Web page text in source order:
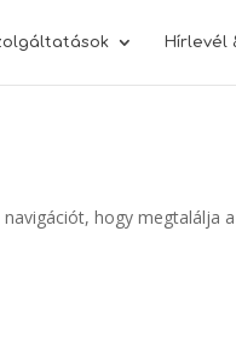
Hírlevél
hogy megtalálja a